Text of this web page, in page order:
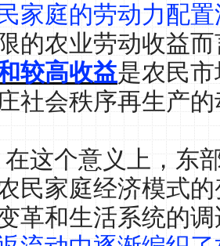
家庭的劳动力配
的农业劳动收益
较高收益是农民
社会秩序再生产
在这个意义上，东
民家庭经济模式
革和生活系统的